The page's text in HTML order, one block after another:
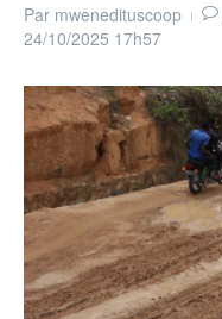
Par mwenedituscoop
24/10/2025 17h57